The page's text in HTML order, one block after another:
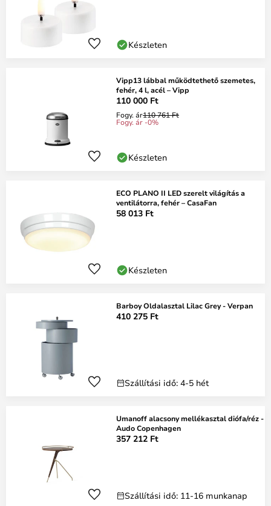
Készleten
Vipp13 lábbal működtethető szemetes,
fehér, 4 l, acél – Vipp
110 000 Ft
Fogy. ár110 761 Ft
Fogy. ár -0%
Készleten
ECO PLANO II LED szerelt világítás a
ventilátorra, fehér – CasaFan
58 013 Ft
Készleten
Barboy Oldalasztal Lilac Grey - Verpan
410 275 Ft
Szállítási idő: 4-5 hét
Umanoff alacsony mellékasztal diófa/réz -
Audo Copenhagen
357 212 Ft
Szállítási idő: 11-16 munkanap